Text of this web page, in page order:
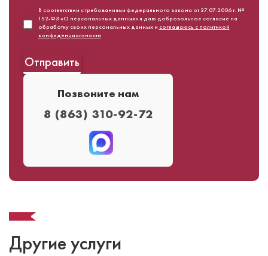
В соответствии с требованиями федерального закона от 27.07.2006 г. №
152-ФЗ «О персональных данных» я даю добровольное согласие на
обработку своих персональных данных и соглашаюсь с политикой
конфиденциальности
Позвоните нам
8 (863) 310-92-72
Другие услуги